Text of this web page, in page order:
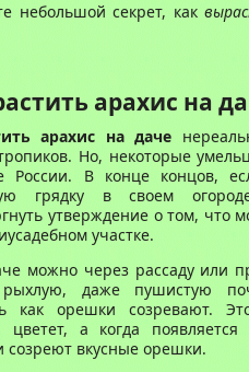
небольшой секрет, как
арахис на
арахис на даче
Но, некоторые
России. В конце концов,
грядку в своем
утверждение о том, что
участке.
можно через рассаду или
даже пушистую
как орешки созревают.
цветет, а когда
созреют вкусные орешки.